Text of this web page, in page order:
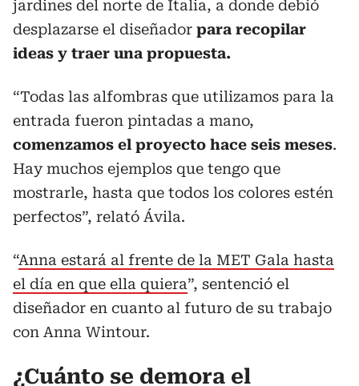
jardines del norte de Italia, a donde debió
desplazarse el diseñador para recopilar
ideas y traer una propuesta.
“Todas las alfombras que utilizamos para la
entrada fueron pintadas a mano,
comenzamos el proyecto hace seis meses.
Hay muchos ejemplos que tengo que
mostrarle, hasta que todos los colores estén
perfectos”, relató Ávila.
“Anna estará al frente de la MET Gala hasta
el día en que ella quiera”, sentenció el
diseñador en cuanto al futuro de su trabajo
con Anna Wintour.
¿Cuánto se demora el